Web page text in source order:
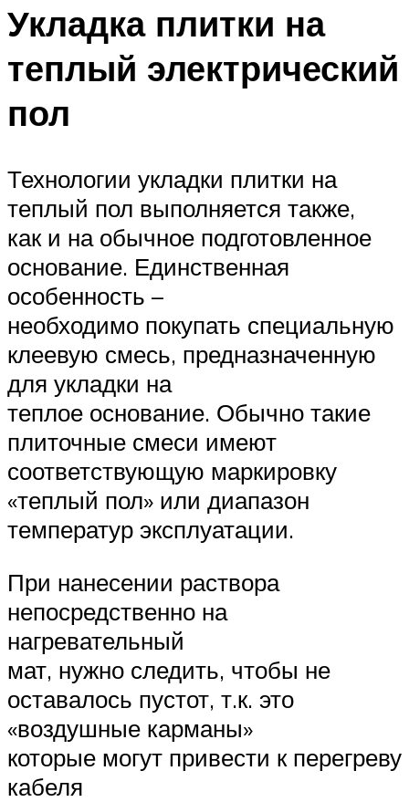
Укладка плитки на
теплый электрический
пол
Технологии укладки плитки на
теплый пол выполняется также,
как и на обычное подготовленное
основание. Единственная
особенность –
необходимо покупать специальную
клеевую смесь, предназначенную
для укладки на
теплое основание. Обычно такие
плиточные смеси имеют
соответствующую маркировку
«теплый пол» или диапазон
температур эксплуатации.
При нанесении раствора
непосредственно на
нагревательный
мат, нужно следить, чтобы не
оставалось пустот, т.к. это
«воздушные карманы»
которые могут привести к перегреву
кабеля